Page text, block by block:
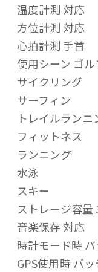
温度計測 対応
方位計測 対応
心拍計測 手首
使用シーン ゴル
サイクリング
サーフィン
トレイルランニ
フィットネス
ランニング
水泳
スキー
ストレージ容量
音楽保存 対応
時計モード時
GPS使用時 バ